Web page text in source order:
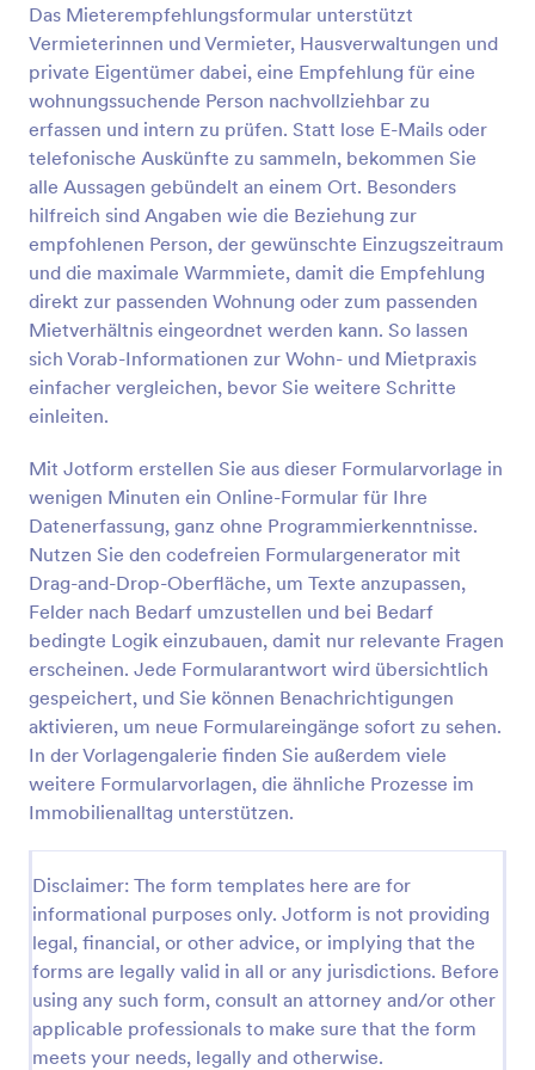
Das Mieterempfehlungsformular unterstützt
Vermieterinnen und Vermieter, Hausverwaltungen und
private Eigentümer dabei, eine Empfehlung für eine
wohnungssuchende Person nachvollziehbar zu
erfassen und intern zu prüfen. Statt lose E-Mails oder
telefonische Auskünfte zu sammeln, bekommen Sie
alle Aussagen gebündelt an einem Ort. Besonders
hilfreich sind Angaben wie die Beziehung zur
empfohlenen Person, der gewünschte Einzugszeitraum
und die maximale Warmmiete, damit die Empfehlung
direkt zur passenden Wohnung oder zum passenden
Mietverhältnis eingeordnet werden kann. So lassen
sich Vorab-Informationen zur Wohn- und Mietpraxis
einfacher vergleichen, bevor Sie weitere Schritte
einleiten.
Mit Jotform erstellen Sie aus dieser Formularvorlage in
wenigen Minuten ein Online-Formular für Ihre
Datenerfassung, ganz ohne Programmierkenntnisse.
Nutzen Sie den codefreien Formulargenerator mit
Drag-and-Drop-Oberfläche, um Texte anzupassen,
Felder nach Bedarf umzustellen und bei Bedarf
bedingte Logik einzubauen, damit nur relevante Fragen
erscheinen. Jede Formularantwort wird übersichtlich
gespeichert, und Sie können Benachrichtigungen
aktivieren, um neue Formulareingänge sofort zu sehen.
In der Vorlagengalerie finden Sie außerdem viele
weitere Formularvorlagen, die ähnliche Prozesse im
Immobilienalltag unterstützen.
Disclaimer: The form templates here are for
informational purposes only. Jotform is not providing
legal, financial, or other advice, or implying that the
forms are legally valid in all or any jurisdictions. Before
using any such form, consult an attorney and/or other
applicable professionals to make sure that the form
meets your needs, legally and otherwise.
Vorschau
Freundewerbungsformular
Verbreiten Sie die Nachricht über Ihr Unternehmen
mit einem einfachen Freundewerbungsformular!
Ganz gleich, ob Sie Geschäftsinhaber,
Marketingleiter oder Vertriebsmitarbeiter sind,
fangen Sie jetzt an, Ihre Empfehlungen zu erfassen.
Erstellen Sie einfach ein einfaches
Empfehlungsprogramm mit dieser kostenlosen
Vorlage für ein Freundewerbungsformular und
beginnen Sie mit der Weitergabe von
Informationen.Mit unseren mehr als 100
Integrationen können Sie Empfehlungen erfassen
Speicherdienste und mehr, weiterleiten. Und wenn
Sie Ihre Empfehlungen im Laufe der Zeit verfolgen
möchten, fügen Sie Ihrem Formular einen Timer
hinzu. Jotform macht es Ihnen leicht, Ihr
Unternehmen mit einem einfachen
Freundewerbungsformular bekannt zu machen.
Go to Category:
Empfehlungsformulare
Vorlage verwenden